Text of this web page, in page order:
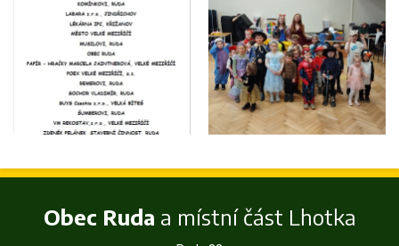
Obec Ruda a místní část Lhotka